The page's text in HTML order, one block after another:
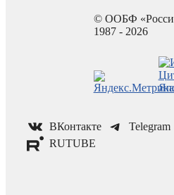
© ООБФ
1987 - 2026
ВКонтакте Telegram
RUTUBE